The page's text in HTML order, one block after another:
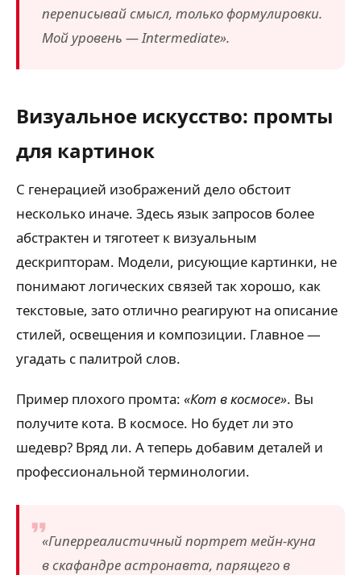
переписывай смысл, только формулировки.
Мой уровень — Intermediate».
Визуальное искусство: промты
для картинок
С генерацией изображений дело обстоит
несколько иначе. Здесь язык запросов более
абстрактен и тяготеет к визуальным
дескрипторам. Модели, рисующие картинки, не
понимают логических связей так хорошо, как
текстовые, зато отлично реагируют на описание
стилей, освещения и композиции. Главное —
угадать с палитрой слов.
Пример плохого промта: «Кот в космосе». Вы
получите кота. В космосе. Но будет ли это
шедевр? Вряд ли. А теперь добавим деталей и
профессиональной терминологии.
«Гиперреалистичный портрет мейн-куна
в скафандре астронавта, парящего в